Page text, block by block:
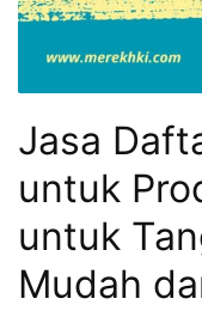
Jasa
untuk
untuk
Mudah